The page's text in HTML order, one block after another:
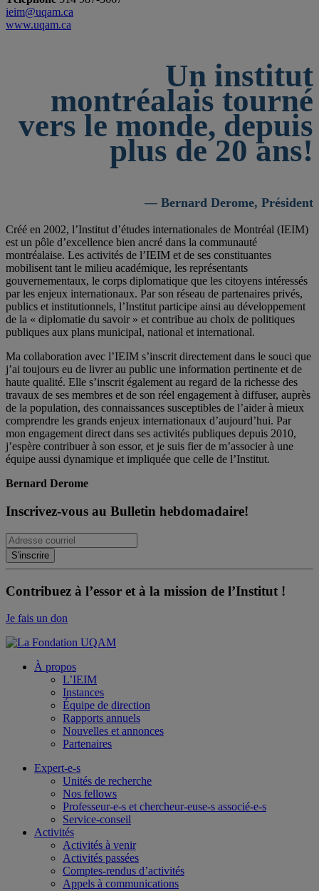
ieim@uqam.ca
www.uqam.ca
Un institut
montréalais tourné
vers le monde, depuis
plus de 20 ans!
— Bernard Derome, Président
Créé en 2002, l’Institut d’études internationales de Montréal (IEIM)
est un pôle d’excellence bien ancré dans la communauté
montréalaise. Les activités de l’IEIM et de ses constituantes
mobilisent tant le milieu académique, les représentants
gouvernementaux, le corps diplomatique que les citoyens intéressés
par les enjeux internationaux. Par son réseau de partenaires privés,
publics et institutionnels, l’Institut participe ainsi au développement
de la « diplomatie du savoir » et contribue au choix de politiques
publiques aux plans municipal, national et international.
Ma collaboration avec l’IEIM s’inscrit directement dans le souci que
j’ai toujours eu de livrer au public une information pertinente et de
haute qualité. Elle s’inscrit également au regard de la richesse des
travaux de ses membres et de son réel engagement à diffuser, auprès
de la population, des connaissances susceptibles de l’aider à mieux
comprendre les grands enjeux internationaux d’aujourd’hui. Par
mon engagement direct dans ses activités publiques depuis 2010,
j’espère contribuer à son essor, et je suis fier de m’associer à une
équipe aussi dynamique et impliquée que celle de l’Institut.
Bernard Derome
Inscrivez-vous au Bulletin hebdomadaire!
Contribuez à l’essor et à la mission de l’Institut !
Je fais un don
À propos
L’IEIM
Instances
Équipe de direction
Rapports annuels
Nouvelles et annonces
Partenaires
Expert-e-s
Unités de recherche
Nos fellows
Professeur-e-s et chercheur-euse-s associé-e-s
Service-conseil
Activités
Activités à venir
Activités passées
Comptes-rendus d’activités
Appels à communications